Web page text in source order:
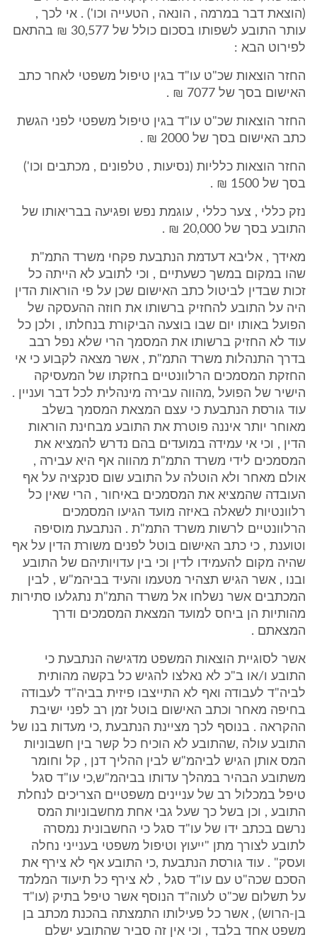
(הוצאת דבר במרמה , הונאה , הטעייה וכו') . אי לכך ,
עותר התובע לשפותו בסכום כולל של 30,577 ₪ בהתאם
לפירוט הבא :
החזר הוצאות שכ"ט עו"ד בגין טיפול משפטי לאחר כתב
האישום בסך של 7077 ₪ .
החזר הוצאות שכ"ט עו"ד בגין טיפול משפטי לפני הגשת
כתב האישום בסך של 2000 ₪ .
החזר הוצאות כלליות (נסיעות , טלפונים , מכתבים וכו')
בסך של 1500 ₪ .
נזק כללי , צער כללי , עוגמת נפש ופגיעה בבריאותו של
התובע בסך של 20,000 ₪ .
מאידך , אליבא דעדמת הנתבעת פקחי משרד התמ"ת
שהו במקום במשך כשעתיים , וכי לתובע לא הייתה כל
זכות שבדין לביטול כתב האישום שכן על פי הוראות הדין
היה על התובע להחזיק ברשותו את חוזה ההעסקה של
הפועל באותו יום שבו בוצעה הביקורת בנחלתו , ולכן כל
עוד לא החזיק ברשותו את המסמך הרי שלא נפל רבב
בדרך התנהלות משרד התמ"ת , אשר מצאה לקבוע כי אי
החזקת המסמכים הרלוונטיים בחזקתו של המעסיקה
הישיר של הפועל ,מהווה עבירה מינהלית לכל דבר ועניין .
עוד גורסת הנתבעת כי עצם המצאת המסמך בשלב
מאוחר יותר איננה פוטרת את התובע מבחינת הוראות
הדין , וכי אי עמידה במועדים בהם נדרש להמציא את
המסמכים לידי משרד התמ"ת מהווה אף היא עבירה ,
אולם מאחר ולא הוטלה על התובע שום סנקציה על אף
העובדה שהמציא את המסמכים באיחור , הרי שאין כל
רלוונטיות לשאלה באיזה מועד הגיעו המסמכים
הרלוונטיים לרשות משרד התמ"ת . הנתבעת מוסיפה
וטוענת , כי כתב האישום בוטל לפנים משורת הדין על אף
שהיה מקום להעמידו לדין וכי בין עדויותיהם של התובע
ובנו , אשר הגיש תצהיר מטעמו והעיד בביהמ"ש , לבין
המכתבים אשר נשלחו אל משרד התמ"ת נתגלעו סתירות
מהותיות הן ביחס למועד המצאת המסמכים ודרך
המצאתם .
אשר לסוגיית הוצאות המשפט מדגישה הנתבעת כי
התובע ו/או ב"כ לא נאלצו להגיש כל בקשה מהותית
לביה"ד לעבודה ואף לא התייצבו פיזית בביה"ד לעבודה
בחיפה מאחר וכתב האישום בוטל זמן רב לפני ישיבת
ההקראה . בנוסף לכך מציינת הנתבעת ,כי מעדות בנו של
התובע עולה ,שהתובע לא הוכיח כל קשר בין חשבוניות
המס אותן הגיש לביהמ"ש לבין ההליך דנן , קל וחומר
משתובע הבהיר במהלך עדותו בביהמ"ש,כי עו"ד סגל
טיפל במכלול רב של עניינים משפטיים הצריכים לנחלת
התובע , וכן בשל כך שעל גבי אחת מחשבוניות המס
נרשם בכתב ידו של עו"ד סגל כי החשבונית נמסרה
לתובע לצורך מתן "ייעוץ וטיפול משפטי בענייני נחלה
ועסק" . עוד גורסת הנתבעת ,כי התובע אף לא צירף את
הסכם שכה"ט עם עו"ד סגל , לא צירף כל תיעוד המלמד
על תשלום שכ"ט לעוה"ד הנוסף אשר טיפל בתיק (עו"ד
בן-הרוש) , אשר כל פעילותו התמצתה בהכנת מכתב בן
משפט אחד בלבד , וכי אין זה סביר שהתובע ישלם